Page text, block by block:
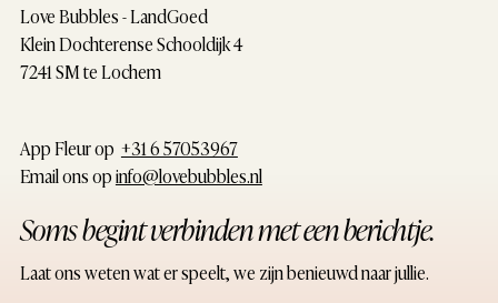
Love Bubbles - LandGoed
Klein Dochterense Schooldijk 4
7241 SM te Lochem
App Fleur op ‪ +31 6 57053967‬
Email ons opinfo@lovebubbles.nl
Soms begint verbinden met een berichtje.
Laat ons weten wat er speelt, we zijn benieuwd naar jullie.